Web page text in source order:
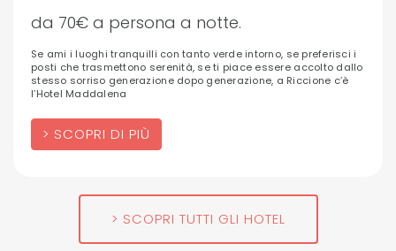
da 70€ a persona a notte.
Se ami i luoghi tranquilli con tanto verde intorno, se preferisci i
posti che trasmettono serenità, se ti piace essere accolto dallo
stesso sorriso generazione dopo generazione, a Riccione c’è
l’Hotel Maddalena
SCOPRI DI PIÙ
SCOPRI TUTTI GLI HOTEL